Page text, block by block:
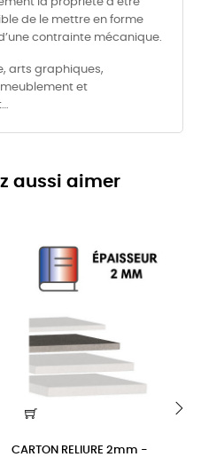
la propriété d’être
de le mettre en forme
contrainte mécanique.
arts graphiques,
et
aussi aimer
CARTON RELIURE 2mm -